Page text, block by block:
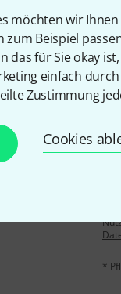
möchten wir
zum Beispiel
das für Sie okay
einfach durch
Zustimmung
Cookies
Teilen
etwas Glück
*